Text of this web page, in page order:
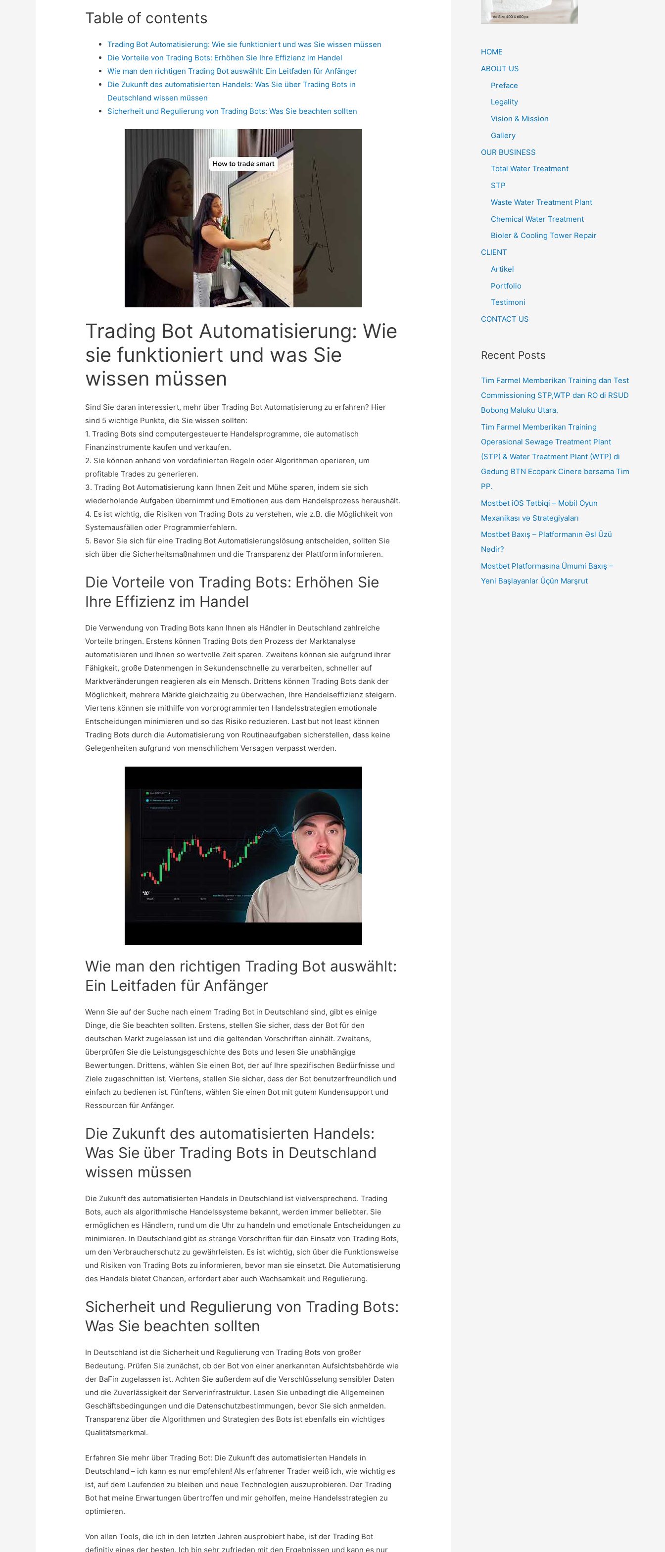
Table of contents
Trading Bot Automatisierung: Wie sie funktioniert und was Sie wissen müssen
Die Vorteile von Trading Bots: Erhöhen Sie Ihre Effizienz im Handel
Wie man den richtigen Trading Bot auswählt: Ein Leitfaden für Anfänger
Die Zukunft des automatisierten Handels: Was Sie über Trading Bots in
Deutschland wissen müssen
Sicherheit und Regulierung von Trading Bots: Was Sie beachten sollten
Trading Bot Automatisierung: Wie
sie funktioniert und was Sie
wissen müssen
Sind Sie daran interessiert, mehr über Trading Bot Automatisierung zu erfahren? Hier
sind 5 wichtige Punkte, die Sie wissen sollten:
1. Trading Bots sind computergesteuerte Handelsprogramme, die automatisch
Finanzinstrumente kaufen und verkaufen.
2. Sie können anhand von vordefinierten Regeln oder Algorithmen operieren, um
profitable Trades zu generieren.
3. Trading Bot Automatisierung kann Ihnen Zeit und Mühe sparen, indem sie sich
wiederholende Aufgaben übernimmt und Emotionen aus dem Handelsprozess heraushält.
4. Es ist wichtig, die Risiken von Trading Bots zu verstehen, wie z.B. die Möglichkeit von
Systemausfällen oder Programmierfehlern.
5. Bevor Sie sich für eine Trading Bot Automatisierungslösung entscheiden, sollten Sie
sich über die Sicherheitsmaßnahmen und die Transparenz der Plattform informieren.
Die Vorteile von Trading Bots: Erhöhen Sie
Ihre Effizienz im Handel
Die Verwendung von Trading Bots kann Ihnen als Händler in Deutschland zahlreiche
Vorteile bringen. Erstens können Trading Bots den Prozess der Marktanalyse
automatisieren und Ihnen so wertvolle Zeit sparen. Zweitens können sie aufgrund ihrer
Fähigkeit, große Datenmengen in Sekundenschnelle zu verarbeiten, schneller auf
Marktveränderungen reagieren als ein Mensch. Drittens können Trading Bots dank der
Möglichkeit, mehrere Märkte gleichzeitig zu überwachen, Ihre Handelseffizienz steigern.
Viertens können sie mithilfe von vorprogrammierten Handelsstrategien emotionale
Entscheidungen minimieren und so das Risiko reduzieren. Last but not least können
Trading Bots durch die Automatisierung von Routineaufgaben sicherstellen, dass keine
Gelegenheiten aufgrund von menschlichem Versagen verpasst werden.
Wie man den richtigen Trading Bot auswählt:
Ein Leitfaden für Anfänger
Wenn Sie auf der Suche nach einem Trading Bot in Deutschland sind, gibt es einige
Dinge, die Sie beachten sollten. Erstens, stellen Sie sicher, dass der Bot für den
deutschen Markt zugelassen ist und die geltenden Vorschriften einhält. Zweitens,
überprüfen Sie die Leistungsgeschichte des Bots und lesen Sie unabhängige
Bewertungen. Drittens, wählen Sie einen Bot, der auf Ihre spezifischen Bedürfnisse und
Ziele zugeschnitten ist. Viertens, stellen Sie sicher, dass der Bot benutzerfreundlich und
einfach zu bedienen ist. Fünftens, wählen Sie einen Bot mit gutem Kundensupport und
Ressourcen für Anfänger.
Die Zukunft des automatisierten Handels:
Was Sie über Trading Bots in Deutschland
wissen müssen
Die Zukunft des automatisierten Handels in Deutschland ist vielversprechend. Trading
Bots, auch als algorithmische Handelssysteme bekannt, werden immer beliebter. Sie
ermöglichen es Händlern, rund um die Uhr zu handeln und emotionale Entscheidungen zu
minimieren. In Deutschland gibt es strenge Vorschriften für den Einsatz von Trading Bots,
um den Verbraucherschutz zu gewährleisten. Es ist wichtig, sich über die Funktionsweise
und Risiken von Trading Bots zu informieren, bevor man sie einsetzt. Die Automatisierung
des Handels bietet Chancen, erfordert aber auch Wachsamkeit und Regulierung.
Sicherheit und Regulierung von Trading Bots:
Was Sie beachten sollten
In Deutschland ist die Sicherheit und Regulierung von Trading Bots von großer
Bedeutung. Prüfen Sie zunächst, ob der Bot von einer anerkannten Aufsichtsbehörde wie
der BaFin zugelassen ist. Achten Sie außerdem auf die Verschlüsselung sensibler Daten
und die Zuverlässigkeit der Serverinfrastruktur. Lesen Sie unbedingt die Allgemeinen
Geschäftsbedingungen und die Datenschutzbestimmungen, bevor Sie sich anmelden.
Transparenz über die Algorithmen und Strategien des Bots ist ebenfalls ein wichtiges
Qualitätsmerkmal.
Erfahren Sie mehr über Trading Bot: Die Zukunft des automatisierten Handels in
Deutschland – ich kann es nur empfehlen! Als erfahrener Trader weiß ich, wie wichtig es
ist, auf dem Laufenden zu bleiben und neue Technologien auszuprobieren. Der Trading
Bot hat meine Erwartungen übertroffen und mir geholfen, meine Handelsstrategien zu
optimieren.
Von allen Tools, die ich in den letzten Jahren ausprobiert habe, ist der Trading Bot
definitiv eines der besten. Ich bin sehr zufrieden mit den Ergebnissen und kann es nur
HOME
ABOUT US
Preface
Legality
Vision & Mission
Gallery
OUR BUSINESS
Total Water Treatment
STP
Waste Water Treatment Plant
Chemical Water Treatment
Bioler & Cooling Tower Repair
CLIENT
Artikel
Portfolio
Testimoni
CONTACT US
Recent Posts
Tim Farmel Memberikan Training dan Test
Commissioning STP,WTP dan RO di RSUD
Bobong Maluku Utara.
Tim Farmel Memberikan Training
Operasional Sewage Treatment Plant
(STP) & Water Treatment Plant (WTP) di
Gedung BTN Ecopark Cinere bersama Tim
PP.
Mostbet iOS Tətbiqi – Mobil Oyun
Mexanikası və Strategiyaları
Mostbet Baxış – Platformanın Əsl Üzü
Nədir?
Mostbet Platformasına Ümumi Baxış –
Yeni Başlayanlar Üçün Marşrut